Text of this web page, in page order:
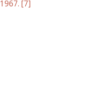
[7]